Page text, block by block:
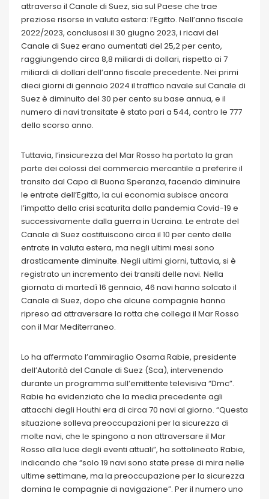
attraverso il Canale di Suez, sia sul Paese che trae
preziose risorse in valuta estera: l’Egitto. Nell’anno fiscale
2022/2023, conclusosi il 30 giugno 2023, i ricavi del
Canale di Suez erano aumentati del 25,2 per cento,
raggiungendo circa 8,8 miliardi di dollari, rispetto ai 7
miliardi di dollari dell’anno fiscale precedente. Nei primi
dieci giorni di gennaio 2024 il traffico navale sul Canale di
Suez è diminuito del 30 per cento su base annua, e il
numero di navi transitate è stato pari a 544, contro le 777
dello scorso anno.
Tuttavia, l’insicurezza del Mar Rosso ha portato la gran
parte dei colossi del commercio mercantile a preferire il
transito dal Capo di Buona Speranza, facendo diminuire
le entrate dell’Egitto, la cui economia subisce ancora
l’impatto della crisi scaturita dalla pandemia Covid-19 e
successivamente dalla guerra in Ucraina. Le entrate del
Canale di Suez costituiscono circa il 10 per cento delle
entrate in valuta estera, ma negli ultimi mesi sono
drasticamente diminuite. Negli ultimi giorni, tuttavia, si è
registrato un incremento dei transiti delle navi. Nella
giornata di martedì 16 gennaio, 46 navi hanno solcato il
Canale di Suez, dopo che alcune compagnie hanno
ripreso ad attraversare la rotta che collega il Mar Rosso
con il Mar Mediterraneo.
Lo ha affermato l’ammiraglio Osama Rabie, presidente
dell’Autorità del Canale di Suez (Sca), intervenendo
durante un programma sull’emittente televisiva “Dmc”.
Rabie ha evidenziato che la media precedente agli
attacchi degli Houthi era di circa 70 navi al giorno. “Questa
situazione solleva preoccupazioni per la sicurezza di
molte navi, che le spingono a non attraversare il Mar
Rosso alla luce degli eventi attuali”, ha sottolineato Rabie,
indicando che “solo 19 navi sono state prese di mira nelle
ultime settimane, ma la preoccupazione per la sicurezza
domina le compagnie di navigazione”. Per il numero uno